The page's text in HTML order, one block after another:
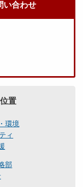
い合わせ
置
環境
ィ
部